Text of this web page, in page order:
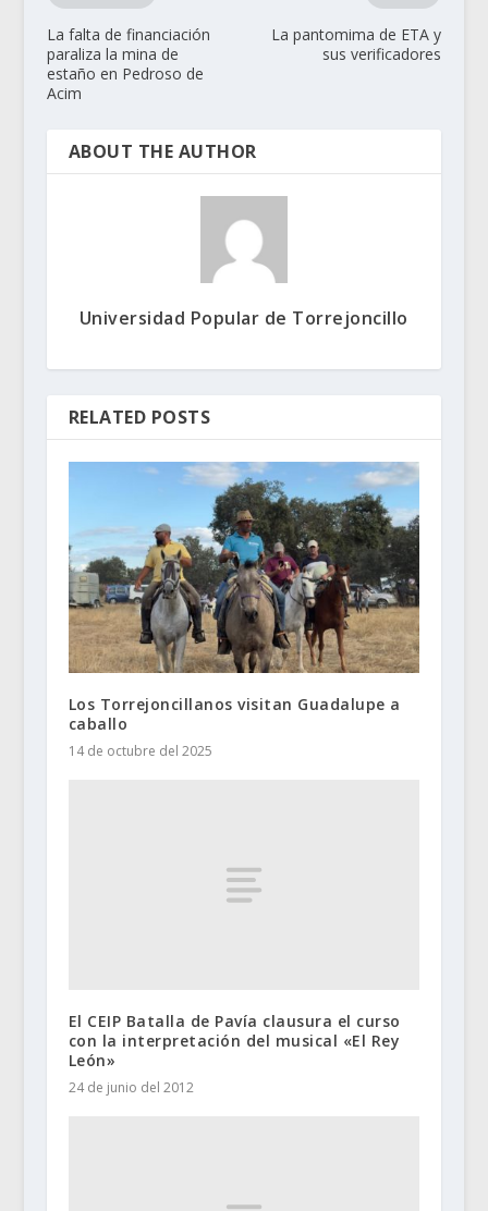
La falta de financiación
paraliza la mina de
estaño en Pedroso de
Acim
La pantomima de ETA y
sus verificadores
ABOUT THE AUTHOR
Universidad Popular de Torrejoncillo
RELATED POSTS
Los Torrejoncillanos visitan Guadalupe a
caballo
14 de octubre del 2025
El CEIP Batalla de Pavía clausura el curso
con la interpretación del musical «El Rey
León»
24 de junio del 2012